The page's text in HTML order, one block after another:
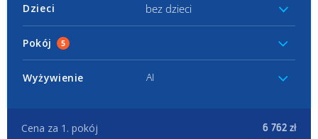
Dzieci bez dzieci
Pokój 5
Wyżywienie AI
Cena za 1. pokój 6 762 zł